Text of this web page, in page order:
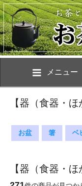
メニュー
【器（食器・
お盆 箸 ベ
【器（食器・